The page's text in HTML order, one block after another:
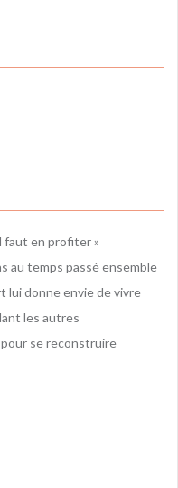
faut en profiter »
au temps passé ensemble
lui donne envie de vivre
les autres
se reconstruire